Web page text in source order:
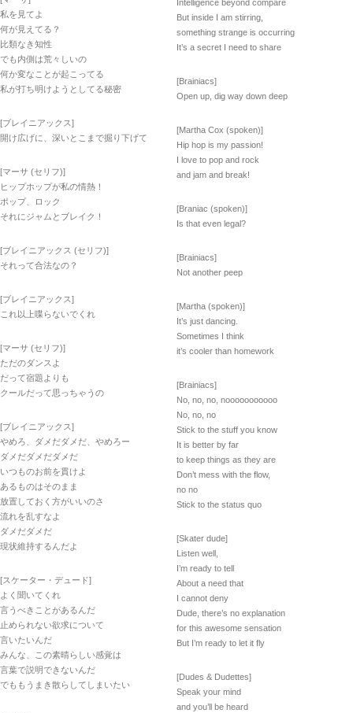
私を見てよ
何が見えてる？
比類なき知性
でも内側は荒々しいの
何か変なことが起こってる
私が打ち明けようとしてる秘密
[ブレイニアックス]
開け広げに、深いとこまで掘り下げて
[マーサ (セリフ)]
ヒップホップが私の情熱！
ポップ、ロック
それにジャムとブレイク！
[ブレイニアックス (セリフ)]
それって合法なの？
[ブレイニアックス]
これ以上喋らないでくれ
[マーサ (セリフ)]
ただのダンスよ
だって宿題よりも
クールだって思っちゃうの
[ブレイニアックス]
やめろ、ダメだダメだ、やめろー
ダメだダメだダメだ
いつものお前を貫けよ
あるものはそのまま
放置しておく方がいいのさ
流れを乱すなよ
ダメだダメだ
現状維持するんだよ
[スケーター・デュード]
よく聞いてくれ
言うべきことがあるんだ
止められない欲求について
言いたいんだ
みんな、この素晴らしい感覚は
言葉で説明できないんだ
でももうまき散らしてしまいたい
Intelligence beyond compare
But inside I am stirring,
something strange is occurring
It’s a secret I need to share
[Brainiacs]
Open up, dig way down deep
[Martha Cox (spoken)]
Hip hop is my passion!
I love to pop and rock
and jam and break!
[Braniac (spoken)]
Is that even legal?
[Brainiacs]
Not another peep
[Martha (spoken)]
It’s just dancing.
Sometimes I think
it’s cooler than homework
[Brainiacs]
No, no, no, nooooooooooo
No, no, no
Stick to the stuff you know
It is better by far
to keep things as they are
Don’t mess with the flow,
no no
Stick to the status quo
[Skater dude]
Listen well,
I’m ready to tell
About a need that
I cannot deny
Dude, there’s no explanation
for this awesome sensation
But I’m ready to let it fly
[Dudes & Dudettes]
Speak your mind
and you’ll be heard